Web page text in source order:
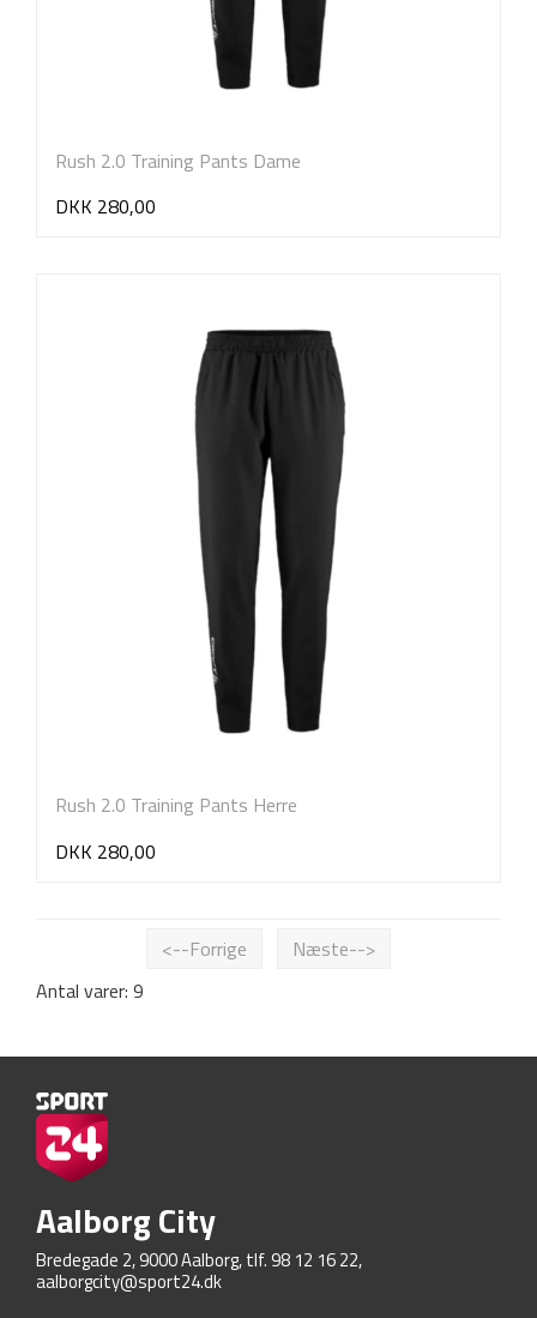
Rush 2.0 Training Pants Dame
DKK 280,00
Rush 2.0 Training Pants Herre
DKK 280,00
<--Forrige
Næste-->
Antal varer: 9
Aalborg City
Bredegade 2, 9000 Aalborg, tlf. 98 12 16 22,
aalborgcity@sport24.dk